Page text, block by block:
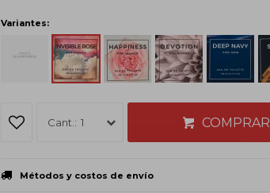
Variantes:
1 COMPRAR
Métodos y costos de envío